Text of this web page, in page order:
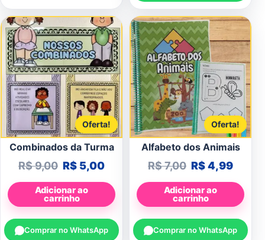
Oferta!
Combinados da Turma
R$9,00 O preço original era: R$ 9,00.
R$ 5,00O preço atual é: R$ 5,00.
Adicionar ao
carrinho
Comprar no WhatsApp
Oferta!
Alfabeto dos Animais
R$7,00 O preço
R$4,99O
Adicionar ao
carrinho
Comprar no WhatsApp